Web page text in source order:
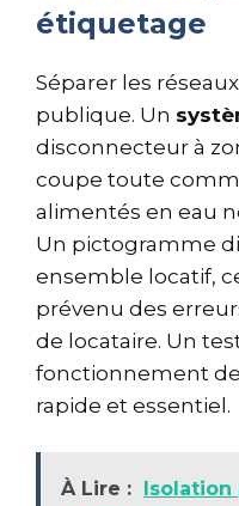
étiquetage
Séparer les
publique. Un
disconnecteur à
coupe toute
alimentés en eau
Un pictogramme
ensemble locatif,
prévenu des
de locataire. Un
fonctionnement
rapide et essentiel.
À Lire :